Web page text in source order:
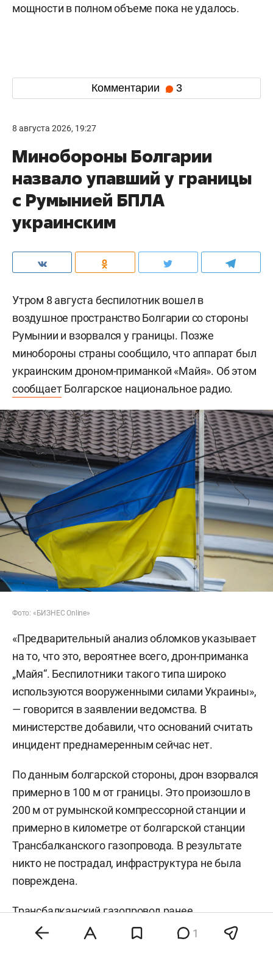
мощности в полном объеме пока не удалось.
Комментарии 3
8 августа 2026, 19:27
Минобороны Болгарии
назвало упавший у границы
с Румынией БПЛА
украинским
Утром 8 августа беспилотник вошел в
воздушное пространство Болгарии со стороны
Румынии и взорвался у границы. Позже
минобороны страны сообщило, что аппарат был
украинским дроном-приманкой «Майя». Об этом
сообщаетБолгарское национальное радио.
Фото: «БИЗНЕС Online»
«Предварительный анализ обломков указывает
на то, что это, вероятнее всего, дрон-приманка
„Майя“. Беспилотники такого типа широко
используются вооруженными силами Украины»,
— говорится в заявлении ведомства. В
министерстве добавили, что оснований считать
инцидент преднамеренным сейчас нет.
По данным болгарской стороны, дрон взорвался
примерно в 100 м от границы. Это произошло в
200 м от румынской компрессорной станции и
примерно в километре от болгарской станции
Трансбалканского газопровода. В результате
никто не пострадал, инфраструктура не была
повреждена.
Трансбалканский газопровод ранее
использовался для транспортировки
1